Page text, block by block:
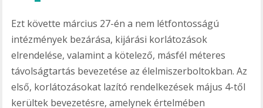
Ezt követte március 27-én a nem létfontosságú
intézmények bezárása, kijárási korlátozások
elrendelése, valamint a kötelező, másfél méteres
távolságtartás bevezetése az élelmiszerboltokban. Az
első, korlátozásokat lazító rendelkezések május 4-től
kerültek bevezetésre, amelynek értelmében